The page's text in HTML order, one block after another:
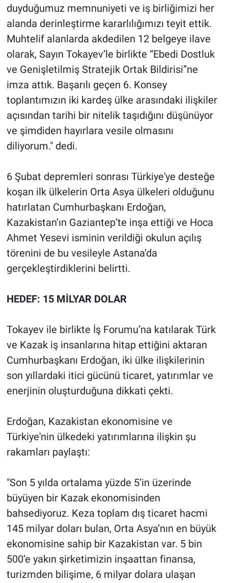
duyduğumuz memnuniyeti ve iş birliğimizi her
alanda derinleştirme kararlılığımızı teyit ettik.
Muhtelif alanlarda akdedilen 12 belgeye ilave
olarak, Sayın Tokayev’le birlikte “Ebedi Dostluk
ve Genişletilmiş Stratejik Ortak Bildirisi”ne
imza attık. Başarılı geçen 6. Konsey
toplantımızın iki kardeş ülke arasındaki ilişkiler
açısından tarihi bir nitelik taşıdığını düşünüyor
ve şimdiden hayırlara vesile olmasını
diliyorum." dedi.
6 Şubat depremleri sonrası Türkiye'ye desteğe
koşan ilk ülkelerin Orta Asya ülkeleri olduğunu
hatırlatan Cumhurbaşkanı Erdoğan,
Kazakistan’ın Gaziantep’te inşa ettiği ve Hoca
Ahmet Yesevi isminin verildiği okulun açılış
törenini de bu vesileyle Astana’da
gerçekleştirdiklerini belirtti.
HEDEF: 15 MİLYAR DOLAR
Tokayev ile birlikte İş Forumu’na katılarak Türk
ve Kazak iş insanlarına hitap ettiğini aktaran
Cumhurbaşkanı Erdoğan, iki ülke ilişkilerinin
son yıllardaki itici gücünü ticaret, yatırımlar ve
enerjinin oluşturduğuna dikkati çekti.
Erdoğan, Kazakistan ekonomisine ve
Türkiye'nin ülkedeki yatırımlarına ilişkin şu
rakamları paylaştı:
"Son 5 yılda ortalama yüzde 5’in üzerinde
büyüyen bir Kazak ekonomisinden
bahsediyoruz. Keza toplam dış ticaret hacmi
145 milyar doları bulan, Orta Asya’nın en büyük
ekonomisine sahip bir Kazakistan var. 5 bin
500’e yakın şirketimizin inşaattan finansa,
turizmden bilişime, 6 milyar dolara ulaşan